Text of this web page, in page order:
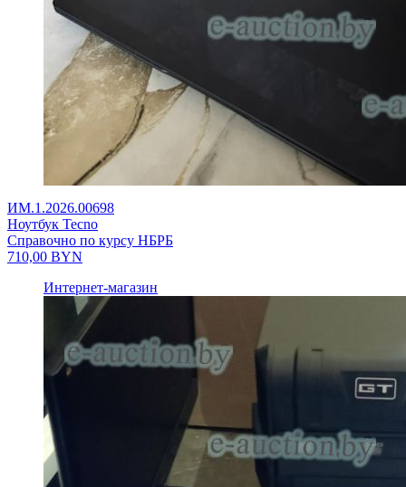
ИМ.1.2026.00698
Ноутбук Tecno
Справочно по курсу НБРБ
710,00 BYN
Интернет-магазин